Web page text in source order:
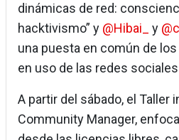
dinámicas de red:
hacktivismo” y @Hibai_ y
una puesta en común de
en uso de las redes
A partir del sábado, el Taller
Community Manager,